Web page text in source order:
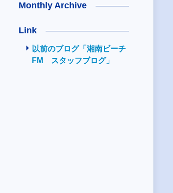
Monthly Archive
Link
以前のブログ「湘南ビーチ
FM スタッフブログ」